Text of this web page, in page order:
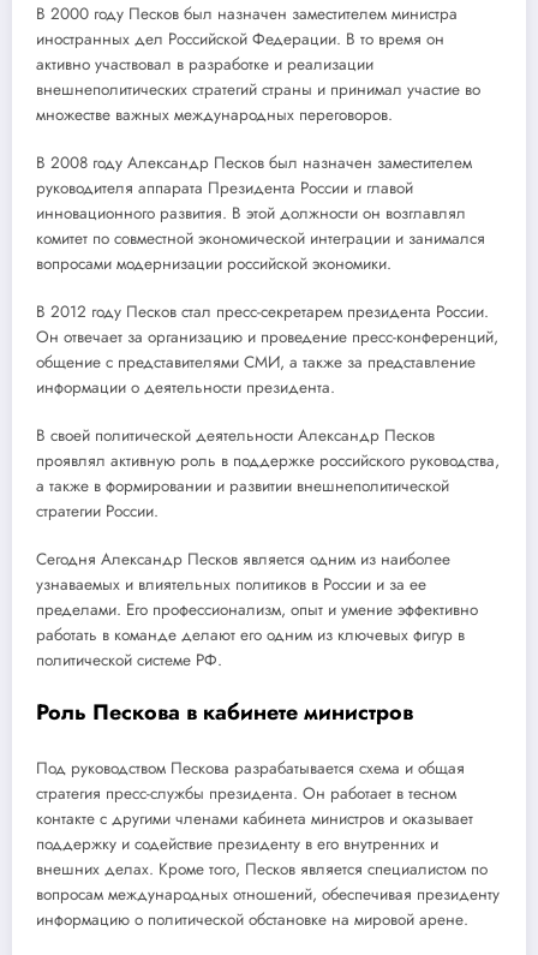
В 2000 году Песков был назначен заместителем министра
иностранных дел Российской Федерации. В то время он
активно участвовал в разработке и реализации
внешнеполитических стратегий страны и принимал участие во
множестве важных международных переговоров.
В 2008 году Александр Песков был назначен заместителем
руководителя аппарата Президента России и главой
инновационного развития. В этой должности он возглавлял
комитет по совместной экономической интеграции и занимался
вопросами модернизации российской экономики.
В 2012 году Песков стал пресс-секретарем президента России.
Он отвечает за организацию и проведение пресс-конференций,
общение с представителями СМИ, а также за представление
информации о деятельности президента.
В своей политической деятельности Александр Песков
проявлял активную роль в поддержке российского руководства,
а также в формировании и развитии внешнеполитической
стратегии России.
Сегодня Александр Песков является одним из наиболее
узнаваемых и влиятельных политиков в России и за ее
пределами. Его профессионализм, опыт и умение эффективно
работать в команде делают его одним из ключевых фигур в
политической системе РФ.
Роль Пескова в кабинете министров
Под руководством Пескова разрабатывается схема и общая
стратегия пресс-службы президента. Он работает в тесном
контакте с другими членами кабинета министров и оказывает
поддержку и содействие президенту в его внутренних и
внешних делах. Кроме того, Песков является специалистом по
вопросам международных отношений, обеспечивая президенту
информацию о политической обстановке на мировой арене.